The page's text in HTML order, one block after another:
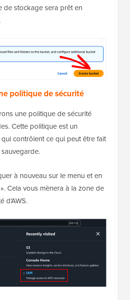
de stockage sera prêt en
politique de sécurité
une politique de sécurité
Cette politique est un
contrôlent ce qui peut être fait
à nouveau sur le menu et en
Cela vous mènera à la zone de
d'AWS.